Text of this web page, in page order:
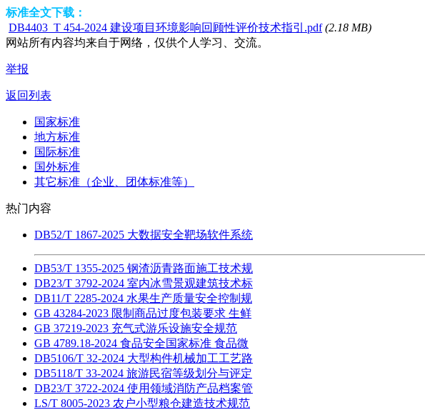
标准全文下载：
DB4403_T 454-2024 建设项目环境影响回顾性评价技术指引.pdf (2.18 MB)
网站所有内容均来自于网络，仅供个人学习、交流。
举报
返回列表
国家标准
地方标准
国际标准
国外标准
其它标准（企业、团体标准等）
热门内容
DB52/T 1867-2025 大数据安全靶场软件系统
DB53/T 1355-2025 钢渣沥青路面施工技术规
DB23/T 3792-2024 室内冰雪景观建筑技术标
DB11/T 2285-2024 水果生产质量安全控制规
GB 43284-2023 限制商品过度包装要求 生鲜
GB 37219-2023 充气式游乐设施安全规范
GB 4789.18-2024 食品安全国家标准 食品微
DB5106/T 32-2024 大型构件机械加工工艺路
DB5118/T 33-2024 旅游民宿等级划分与评定
DB23/T 3722-2024 使用领域消防产品档案管
LS/T 8005-2023 农户小型粮仓建造技术规范